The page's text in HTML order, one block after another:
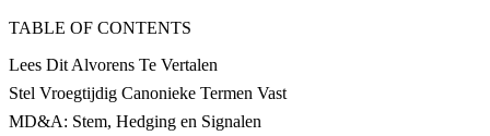
TABLE OF CONTENTS
Lees Dit Alvorens Te Vertalen
Stel Vroegtijdig Canonieke Termen Vast
MD&A: Stem, Hedging en Signalen